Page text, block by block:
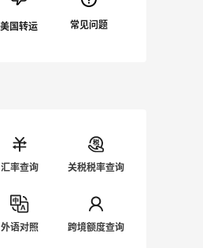
美国转运
汇率查询 关税税率查询
外语对照 跨境额度查询